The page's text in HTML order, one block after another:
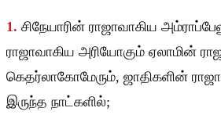
1. சிநேயாரின் ராஜாவாகிய
ராஜாவாகிய அரியோகும் ஏலாமின்
கெதர்லாகோமேரும், ஜாதிகளின்
இருந்த நாட்களில்;